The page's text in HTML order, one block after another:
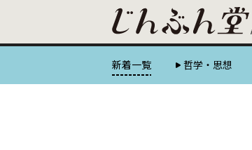
新着一覧 哲学・思想